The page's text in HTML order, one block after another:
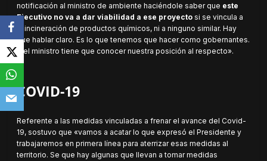
notificación al ministro de ambiente haciéndole saber que este
Ejecutivo no va a dar viabilidad a ese proyecto si se vincula a
la incineración de productos químicos, ni a ninguno similar. Hay
que hablar claro. Es lo que tenemos que hacer como gobernantes.
Y el ministro tiene que conocer nuestra posición al respecto».
COVID-19
Referente a las medidas vinculadas a frenar el avance del Covid-
19, sostuvo que «vamos a acatar lo que expresó el Presidente y
trabajaremos en primera línea para aterrizar esas medidas al
territorio. Se que hay algunas que llevan a tomar medidas